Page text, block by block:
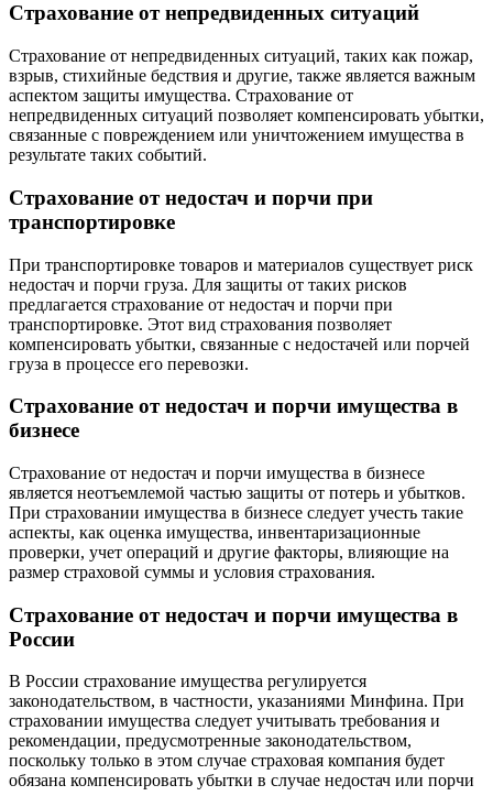
Страхование от непредвиденных ситуаций
Страхование от непредвиденных ситуаций, таких как пожар,
взрыв, стихийные бедствия и другие, также является важным
аспектом защиты имущества. Страхование от
непредвиденных ситуаций позволяет компенсировать убытки,
связанные с повреждением или уничтожением имущества в
результате таких событий.
Страхование от недостач и порчи при
транспортировке
При транспортировке товаров и материалов существует риск
недостач и порчи груза. Для защиты от таких рисков
предлагается страхование от недостач и порчи при
транспортировке. Этот вид страхования позволяет
компенсировать убытки, связанные с недостачей или порчей
груза в процессе его перевозки.
Страхование от недостач и порчи имущества в
бизнесе
Страхование от недостач и порчи имущества в бизнесе
является неотъемлемой частью защиты от потерь и убытков.
При страховании имущества в бизнесе следует учесть такие
аспекты, как оценка имущества, инвентаризационные
проверки, учет операций и другие факторы, влияющие на
размер страховой суммы и условия страхования.
Страхование от недостач и порчи имущества в
России
В России страхование имущества регулируется
законодательством, в частности, указаниями Минфина. При
страховании имущества следует учитывать требования и
рекомендации, предусмотренные законодательством,
поскольку только в этом случае страховая компания будет
обязана компенсировать убытки в случае недостач или порчи